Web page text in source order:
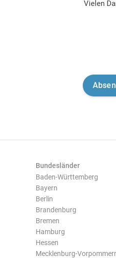
Vielen
Bundesländer
Baden-Württemberg
Bayern
Berlin
Brandenburg
Bremen
Hamburg
Hessen
Mecklenburg-